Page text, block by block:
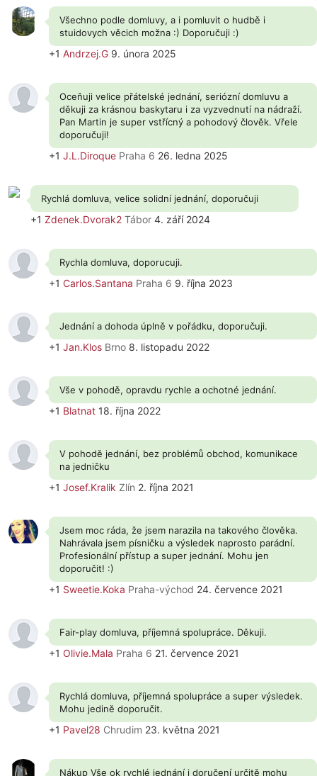
Všechno podle domluvy, a i pomluvit o hudbě i
stuidovych věcich možna :) Doporučuji :)
+1 Andrzej.G 9. února 2025
Oceňuji velice přátelské jednání, seriózní domluvu a
děkuji za krásnou baskytaru i za vyzvednutí na nádraží.
Pan Martin je super vstřícný a pohodový člověk. Vřele
doporučuji!
+1 J.L.Diroque Praha 6 26. ledna 2025
Rychlá domluva, velice solidní jednání, doporučuji
+1 Zdenek.Dvorak2 Tábor 4. září 2024
Rychla domluva, doporucuji.
+1 Carlos.Santana Praha 6 9. října 2023
Jednání a dohoda úplně v pořádku, doporučuji.
+1 Jan.Klos Brno 8. listopadu 2022
Vše v pohodě, opravdu rychle a ochotné jednání.
+1 Blatnat 18. října 2022
V pohodě jednání, bez problémů obchod, komunikace
na jedničku
+1 Josef.Kralik Zlín 2. října 2021
Jsem moc ráda, že jsem narazila na takového člověka.
Nahrávala jsem písničku a výsledek naprosto parádní.
Profesionální přístup a super jednání. Mohu jen
doporučit! :)
+1 Sweetie.Koka Praha-východ 24. července 2021
Fair-play domluva, příjemná spolupráce. Děkuji.
+1 Olivie.Mala Praha 6 21. července 2021
Rychlá domluva, příjemná spolupráce a super výsledek.
Mohu jedině doporučit.
+1 Pavel28 Chrudim 23. května 2021
Nákup Vše ok rychlé jednání i doručení určitě mohu